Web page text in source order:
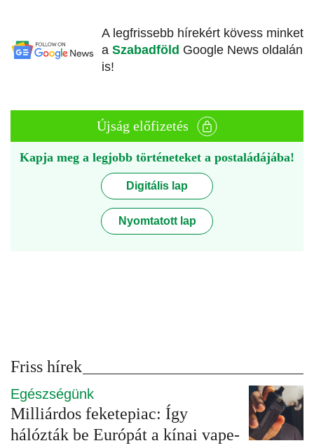
A legfrissebb hírekért kövess minket
a Szabadföld Google News oldalán
is!
Újság előfizetés
Kapja meg a legjobb történeteket a postaládájába!
Digitális lap
Nyomtatott lap
Friss hírek
Egészségünk
Milliárdos feketepiac: Így
hálózták be Európát a kínai vape-